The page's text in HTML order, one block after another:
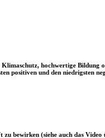
hochwertige Bildung
positiven und den niedrigsten
bewirken (siehe auch das